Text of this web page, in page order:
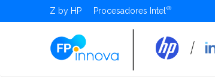
Z by HP Procesadores Intel